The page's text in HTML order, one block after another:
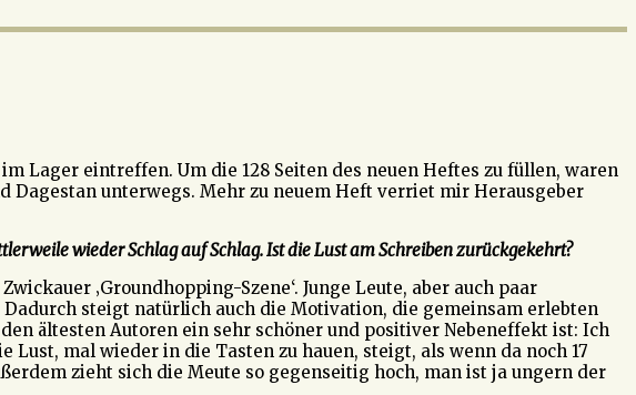
im Lager eintreffen. Um die 128 Seiten des neuen Heftes zu füllen, waren
Dagestan unterwegs. Mehr zu neuem Heft verriet mir Herausgeber
wieder Schlag auf Schlag. Ist die Lust am Schreiben zurückgekehrt?
‚Groundhopping-Szene‘. Junge Leute, aber auch paar
steigt natürlich auch die Motivation, die gemeinsam erlebten
ältesten Autoren ein sehr schöner und positiver Nebeneffekt ist: Ich
mal wieder in die Tasten zu hauen, steigt, als wenn da noch 17
zieht sich die Meute so gegenseitig hoch, man ist ja ungern der